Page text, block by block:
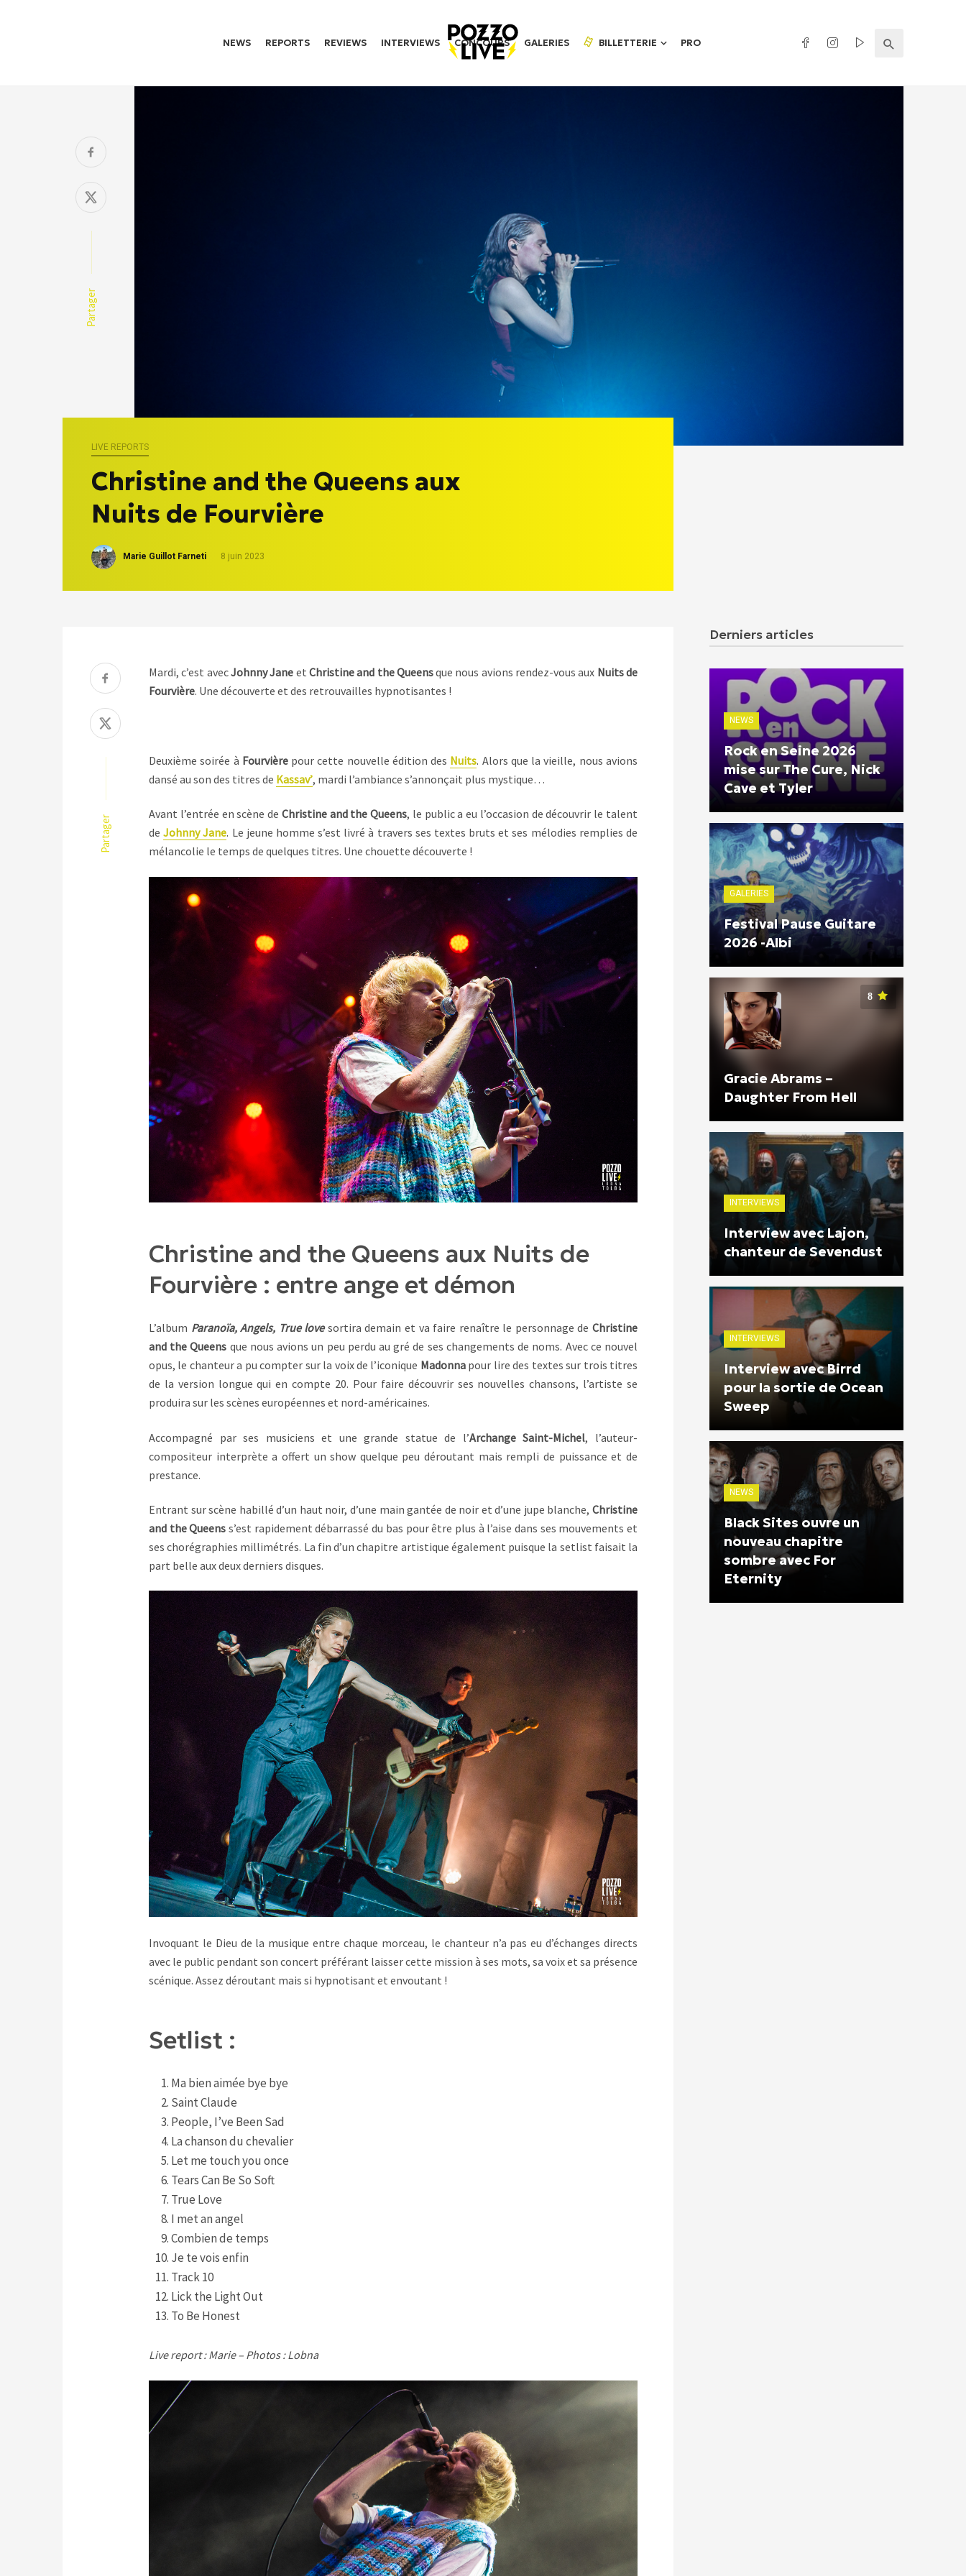
NEWS REPORTS REVIEWS INTERVIEWS CONCOURS GALERIES BILLETTERIE PRO
Partager
LIVE REPORTS
Christine and the Queens aux
Nuits de Fourvière
Marie Guillot Farneti 8 juin 2023
Partager
Mardi, c’est avecJohnny Jane et Christine and the Queensque nous avions rendez-vous aux Nuits de
Fourvière. Une découverte et des retrouvailles hypnotisantes !
Deuxième soirée à Fourvièrepour cette nouvelle édition des Nuits. Alors que la vieille, nous avions
dansé au son des titres de Kassav’, mardi l’ambiance s’annonçait plus mystique…
Avant l’entrée en scène de Christine and the Queens, le public a eu l’occasion de découvrir le talent
deJohnny Jane. Le jeune homme s’est livré à travers ses textes bruts et ses mélodies remplies de
mélancolie le temps de quelques titres. Une chouette découverte !
Christine and the Queens aux Nuits de
Fourvière : entre ange et démon
L’album Paranoïa, Angels, True lovesortira demain et va faire renaître le personnage deChristine
and the Queens que nous avions un peu perdu au gré de ses changements de noms. Avec ce nouvel
opus, le chanteur a pu compter sur la voix de l’iconique Madonna pour lire des textes sur trois titres
de la version longue qui en compte 20. Pour faire découvrir ses nouvelles chansons, l’artiste se
produira sur les scènes européennes et nord-américaines.
Accompagné par ses musiciens et une grande statue de l’Archange Saint-Michel, l’auteur-
compositeur interprète a offert un show quelque peu déroutant mais rempli de puissance et de
prestance.
Entrant sur scène habillé d’un haut noir, d’une main gantée de noir et d’une jupe blanche, Christine
and the Queens s’est rapidement débarrassé du bas pour être plus à l’aise dans ses mouvements et
ses chorégraphies millimétrés. La fin d’un chapitre artistique également puisque la setlist faisait la
part belle aux deux derniers disques.
Invoquant le Dieu de la musique entre chaque morceau, le chanteur n’a pas eu d’échanges directs
avec le public pendant son concert préférant laisser cette mission à ses mots, sa voix et sa présence
scénique. Assez déroutant mais si hypnotisant et envoutant !
Setlist :
Ma bien aimée bye bye
Saint Claude
People, I’ve Been Sad
La chanson du chevalier
Let me touch you once
Tears Can Be So Soft
True Love
I met an angel
Combien de temps
Je te vois enfin
Track 10
Lick the Light Out
To Be Honest
Live report : Marie – Photos : Lobna
Derniers articles
NEWS
Rock en Seine 2026
mise sur The Cure, Nick
Cave et Tyler
GALERIES
Festival Pause Guitare
2026 -Albi
8
Gracie Abrams –
Daughter From Hell
INTERVIEWS
Interview avec Lajon,
chanteur de Sevendust
INTERVIEWS
Interview avec Birrd
pour la sortie de Ocean
Sweep
NEWS
Black Sites ouvre un
nouveau chapitre
sombre avec For
Eternity